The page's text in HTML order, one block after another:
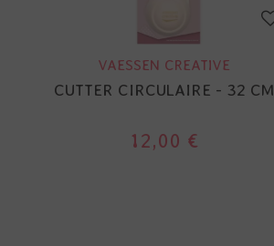
VAESSEN CREATIVE
CUTTER CIRCULAIRE - 32 CM
12,00 €